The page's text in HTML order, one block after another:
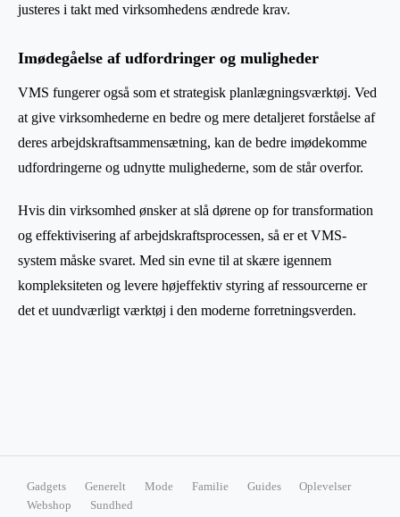
justeres i takt med virksomhedens ændrede krav.
Imødegåelse af udfordringer og muligheder
VMS fungerer også som et strategisk planlægningsværktøj. Ved
at give virksomhederne en bedre og mere detaljeret forståelse af
deres arbejdskraftsammensætning, kan de bedre imødekomme
udfordringerne og udnytte mulighederne, som de står overfor.
Hvis din virksomhed ønsker at slå dørene op for transformation
og effektivisering af arbejdskraftsprocessen, så er et VMS-
system måske svaret. Med sin evne til at skære igennem
kompleksiteten og levere højeffektiv styring af ressourcerne er
det et uundværligt værktøj i den moderne forretningsverden.
Gadgets Generelt Mode Familie Guides
Oplevelser
Webshop
Sundhed